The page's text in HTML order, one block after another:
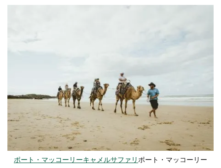
ポート・マッコーリーキャメルサファリ ポート・マッコーリー